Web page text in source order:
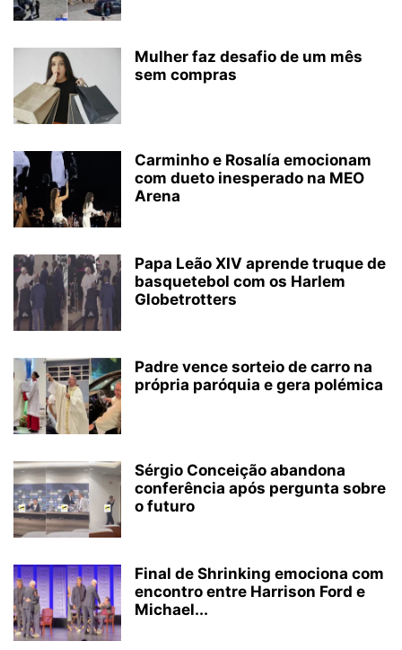
Mulher faz desafio de um mês
sem compras
Carminho e Rosalía emocionam
com dueto inesperado na MEO
Arena
Papa Leão XIV aprende truque de
basquetebol com os Harlem
Globetrotters
Padre vence sorteio de carro na
própria paróquia e gera polémica
Sérgio Conceição abandona
conferência após pergunta sobre
o futuro
Final de Shrinking emociona com
encontro entre Harrison Ford e
Michael...